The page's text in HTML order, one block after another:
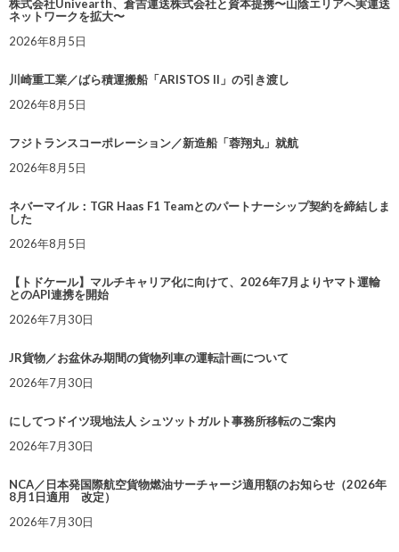
株式会社Univearth、倉吉運送株式会社と資本提携〜山陰エリアへ実運送
ネットワークを拡大〜
2026年8月5日
川崎重工業／ばら積運搬船「ARISTOS II」の引き渡し
2026年8月5日
フジトランスコーポレーション／新造船「蓉翔丸」就航
2026年8月5日
ネバーマイル：TGR Haas F1 Teamとのパートナーシップ契約を締結しま
した
2026年8月5日
【トドケール】マルチキャリア化に向けて、2026年7月よりヤマト運輸
とのAPI連携を開始
2026年7月30日
JR貨物／お盆休み期間の貨物列車の運転計画について
2026年7月30日
にしてつドイツ現地法人 シュツットガルト事務所移転のご案内
2026年7月30日
NCA／日本発国際航空貨物燃油サーチャージ適用額のお知らせ（2026年
8月1日適用 改定）
2026年7月30日